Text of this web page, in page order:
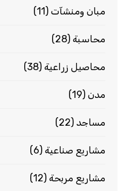
مبان ومنشآت(11)
محاسبة(28)
محاصيل زراعية(38)
مدن(19)
مساجد(22)
مشاريع صناعية(6)
مشاريع مربحة(12)